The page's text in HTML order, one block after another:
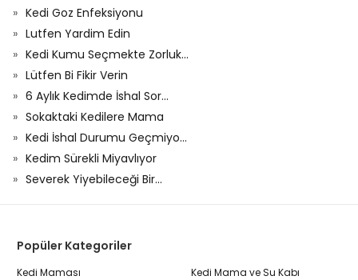
Kedi Goz Enfeksiyonu
Lutfen Yardim Edin
Kedi Kumu Seçmekte Zorluk...
Lütfen Bi Fikir Verin
6 Aylık Kedimde İshal Sor...
Sokaktaki Kedilere Mama
Kedi İshal Durumu Geçmiyo...
Kedim Sürekli Miyavlıyor
Severek Yiyebileceği Bir...
Popüler Kategoriler
Kedi Maması
Kedi Mama ve Su Kabı